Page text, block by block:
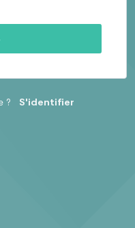
? S'identifier